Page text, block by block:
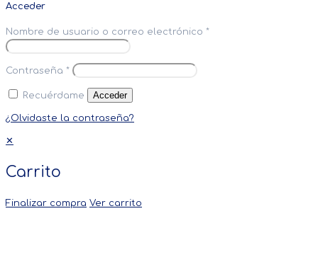
Acceder
Nombre de usuario o correo electrónico *
Contraseña *
Recuérdame Acceder
¿Olvidaste la contraseña?
✕
Carrito
Finalizar compra Ver carrito